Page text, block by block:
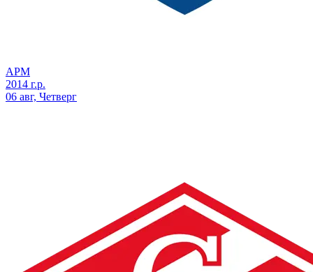
АРМ
2014 г.р.
06 авг, Четверг